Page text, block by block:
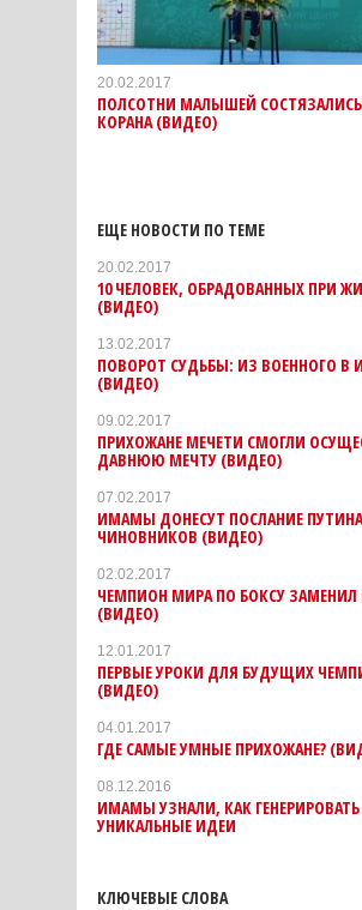
20.02.2017
ПОЛСОТНИ МАЛЫШЕЙ
КОРАНА (ВИДЕО)
ЕЩЕ НОВОСТИ ПО ТЕМЕ
20.02.2017
10 ЧЕЛОВЕК, ОБРАДОВАННЫХ ПРИ
(ВИДЕО)
13.02.2017
ПОВОРОТ СУДЬБЫ: ИЗ ВОЕННОГО
(ВИДЕО)
09.02.2017
ПРИХОЖАНЕ МЕЧЕТИ СМОГЛИ
ДАВНЮЮ МЕЧТУ (ВИДЕО)
07.02.2017
ИМАМЫ ДОНЕСУТ ПОСЛАНИЕ
ЧИНОВНИКОВ (ВИДЕО)
02.02.2017
ЧЕМПИОН МИРА ПО БОКСУ ЗАМЕНИЛ
(ВИДЕО)
12.01.2017
ПЕРВЫЕ УРОКИ ДЛЯ БУДУЩИХ
(ВИДЕО)
04.01.2017
ГДЕ САМЫЕ УМНЫЕ ПРИХОЖАНЕ?
08.12.2016
ИМАМЫ УЗНАЛИ, КАК ГЕНЕРИРОВАТЬ
УНИКАЛЬНЫЕ ИДЕИ
КЛЮЧЕВЫЕ СЛОВА